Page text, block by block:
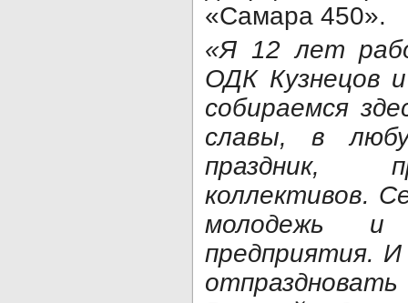
«Самара 450».
«Я 12 лет
ОДК Кузнецов
собираемся
славы, в
праздник,
коллективов.
молодежь и
предприятия.